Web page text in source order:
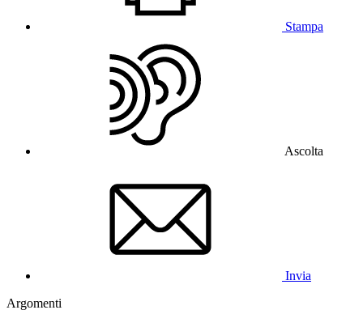
Stampa
Ascolta
Invia
Argomenti